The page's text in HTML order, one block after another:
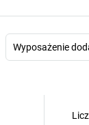
Wyposażenie